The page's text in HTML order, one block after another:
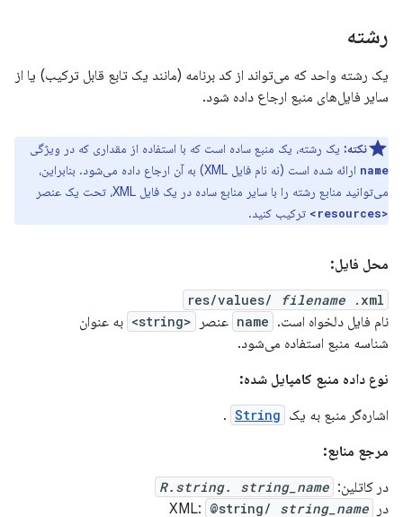
رشته
یک رشته واحد که می‌تواند از کد برنامه (مانند یک تابع قابل ترکیب) یا از
سایر فایل‌های منبع ارجاع داده شود.
نکته: یک رشته، یک منبع ساده است که با استفاده از مقداری که در ویژگی
name
ارائه شده است (نه نام فایل XML) به آن ارجاع داده می‌شود. بنابراین،
می‌توانید منابع رشته را با سایر منابع ساده در یک فایل XML، تحت یک عنصر
<resources> ترکیب کنید.
محل فایل:
res/values/ filename .xml
نام فایل دلخواه است. name عنصر <string>
به عنوان
شناسه منبع استفاده می‌شود.
نوع داده منبع کامپایل شده:
اشاره‌گر منبع به یک String
.
مرجع منابع:
در کاتلین: R.string. string_name
در XML: @string/ string_name